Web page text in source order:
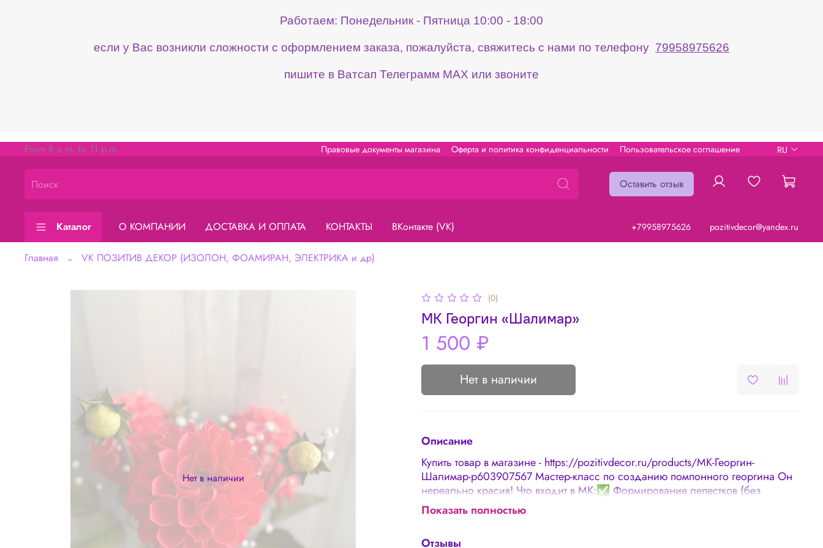
Работаем: Понедельник - Пятница 10:00 - 18:00
если у Вас возникли сложности с оформлением заказа, пожалуйста, свяжитесь с нами по телефону 79958975626
пишите в Ватсап Телеграмм МАХ или звоните
Правовые документы магазина Оферта и политика конфиденциальности Пользовательское соглашение
From 8 a.m. to 11 p.m. RU
Оставить отзыв
Каталог О КОМПАНИИ ДОСТАВКА И ОПЛАТА КОНТАКТЫ ВКонтакте (VK) +79958975626 pozitivdecor@yandex.ru
Главная VK ПОЗИТИВ ДЕКОР (ИЗОЛОН, ФОАМИРАН, ЭЛЕКТРИКА и др)
Нет в наличии
(0)
МК Георгин «Шалимар»
1 500 ₽
Нет в наличии
Описание
Купить товар в магазине - https://pozitivdecor.ru/products/МК-Георгин-
Шалимар-p603907567 Мастер-класс по созданию помпонного георгина Он
нереально красив! Что входит в МК:✅ Формирование лепестков (без
молда, используем природный и всем доступный материал!)✅ Сборка
цветка✅ Листья, чашелистики✅ Ствол✅ Плафон✅ Электрика✅ Ваза под
Показать полностью
Отзывы